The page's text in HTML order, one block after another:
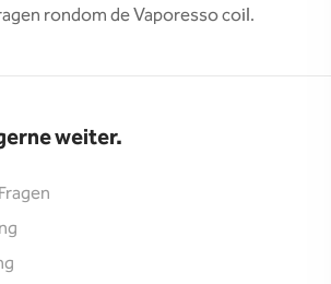
rondom de Vaporesso coil.
weiter.